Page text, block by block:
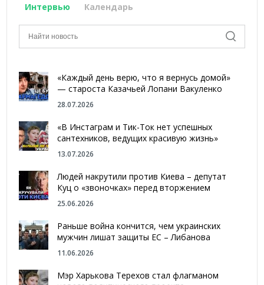
Интервью Календарь
«Каждый день верю, что я вернусь домой»
— староста Казачьей Лопани Вакуленко
28.07.2026
«В Инстаграм и Тик-Ток нет успешных
сантехников, ведущих красивую жизнь»
13.07.2026
Людей накрутили против Киева – депутат
Куц о «звоночках» перед вторжением
25.06.2026
Раньше война кончится, чем украинских
мужчин лишат защиты ЕС – Либанова
11.06.2026
Мэр Харькова Терехов стал флагманом